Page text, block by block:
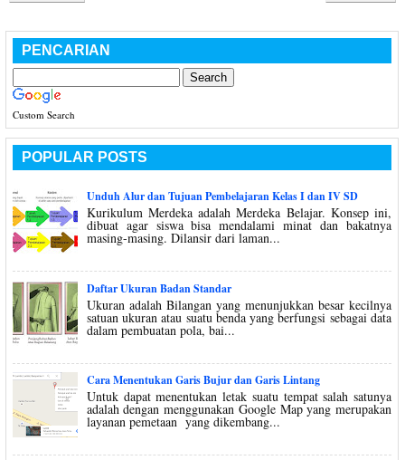
PENCARIAN
Custom Search
POPULAR POSTS
Unduh Alur dan Tujuan Pembelajaran Kelas I dan IV SD
Kurikulum Merdeka adalah Merdeka Belajar. Konsep ini,
dibuat agar siswa bisa mendalami minat dan bakatnya
masing-masing. Dilansir dari laman...
Daftar Ukuran Badan Standar
Ukuran adalah Bilangan yang menunjukkan besar kecilnya
satuan ukuran atau suatu benda yang berfungsi sebagai data
dalam pembuatan pola, bai...
Cara Menentukan Garis Bujur dan Garis Lintang
Untuk dapat menentukan letak suatu tempat salah satunya
adalah dengan menggunakan Google Map yang merupakan
layanan pemetaan yang dikembang...